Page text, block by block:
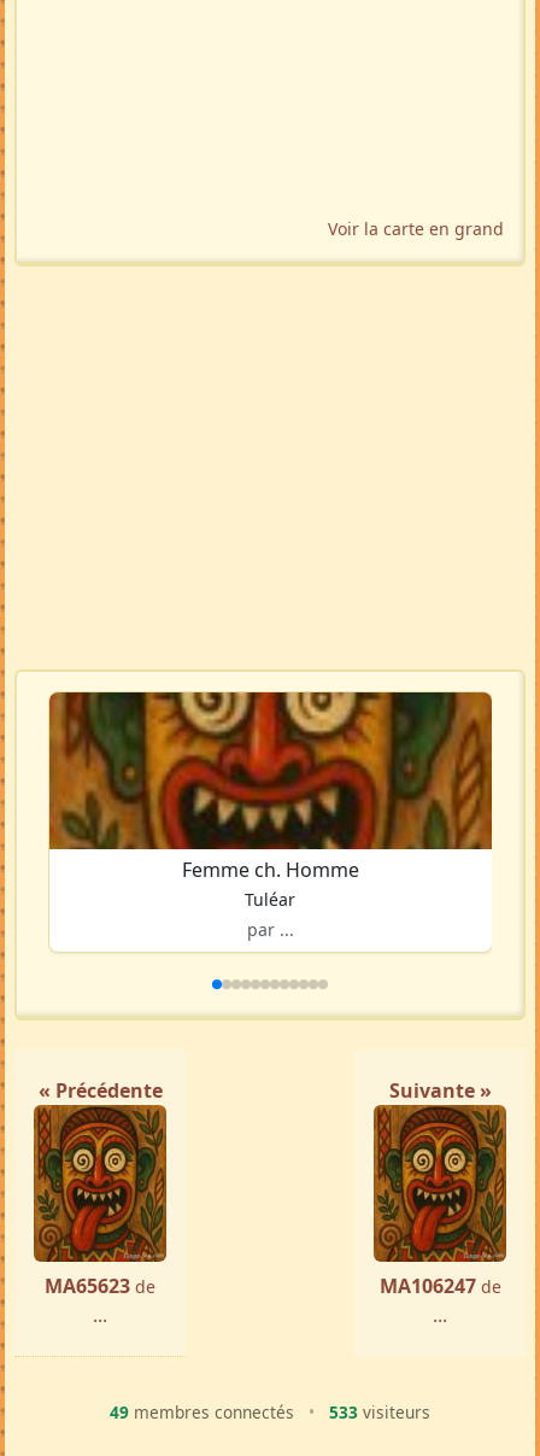
Voir la carte en grand
Femme ch. Homme
Tuléar
par ...
« Précédente
MA65623 de
...
Suivante »
MA106247 de
...
49 membres connectés • 533 visiteurs